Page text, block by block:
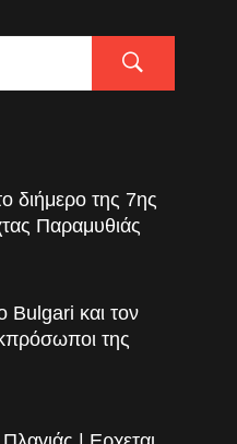
διήμερο της 7ης
Παραμυθιάς
Bulgari και τον
της